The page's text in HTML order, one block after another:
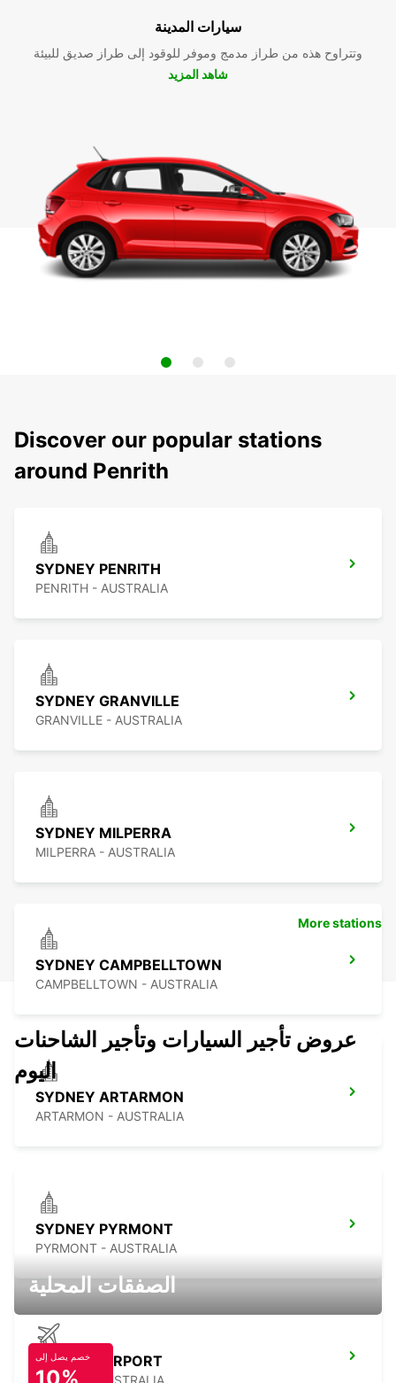
سيارات المدينة
وتتراوح هذه من طراز مدمج وموفر للوقود إلى طراز صديق للبيئة
شاهد المزيد
Discover our popular stations
around Penrith
SYDNEY PENRITH
PENRITH - AUSTRALIA
SYDNEY GRANVILLE
GRANVILLE - AUSTRALIA
SYDNEY MILPERRA
MILPERRA - AUSTRALIA
SYDNEY CAMPBELLTOWN
CAMPBELLTOWN - AUSTRALIA
SYDNEY ARTARMON
ARTARMON - AUSTRALIA
SYDNEY PYRMONT
PYRMONT - AUSTRALIA
SYDNEY AIRPORT
More stations
عروض تأجير السيارات وتأجير الشاحنات
اليوم
الصفقات المحلية
خصم يصل إلى